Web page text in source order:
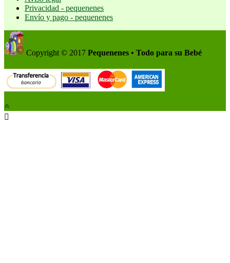
Privacidad - pequenenes
Envío y pago - pequenenes
Copyright © 2017 Pequenenes • Todo para su Bebé
